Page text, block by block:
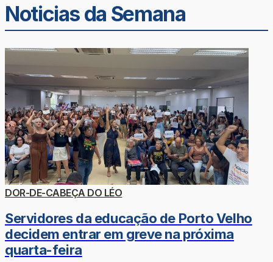
Noticias da Semana
DOR-DE-CABEÇA DO LÉO
Servidores da educação de Porto Velho
decidem entrar em greve na próxima
quarta-feira